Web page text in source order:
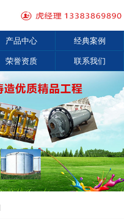
产品中心 经典案例
荣誉资质 联系我们